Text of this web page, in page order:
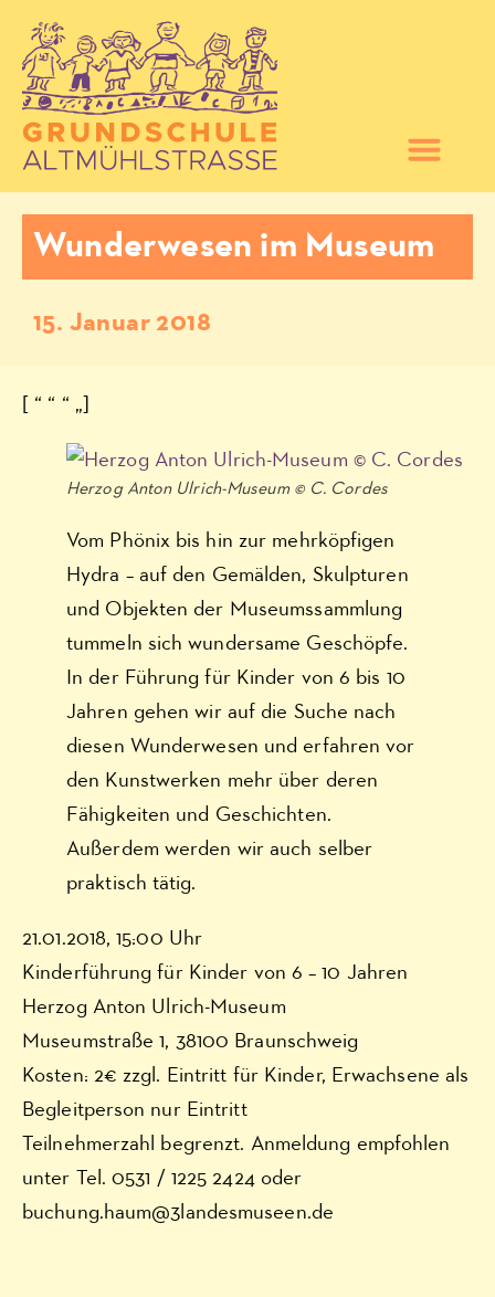
Wunderwesen im Museum
15. Januar 2018
[ “ “ “ „]
Herzog Anton Ulrich-Museum © C. Cordes
Vom Phönix bis hin zur mehrköpfigen
Hydra – auf den Gemälden, Skulpturen
und Objekten der Museumssammlung
tummeln sich wundersame Geschöpfe.
In der Führung für Kinder von 6 bis 10
Jahren gehen wir auf die Suche nach
diesen Wunderwesen und erfahren vor
den Kunstwerken mehr über deren
Fähigkeiten und Geschichten.
Außerdem werden wir auch selber
praktisch tätig.
21.01.2018, 15:00 Uhr
Kinderführung für Kinder von 6 – 10 Jahren
Herzog Anton Ulrich-Museum
Museumstraße 1, 38100 Braunschweig
Kosten: 2€ zzgl. Eintritt für Kinder, Erwachsene als
Begleitperson nur Eintritt
Teilnehmerzahl begrenzt. Anmeldung empfohlen
unter Tel. 0531 / 1225 2424 oder
buchung.haum@3landesmuseen.de